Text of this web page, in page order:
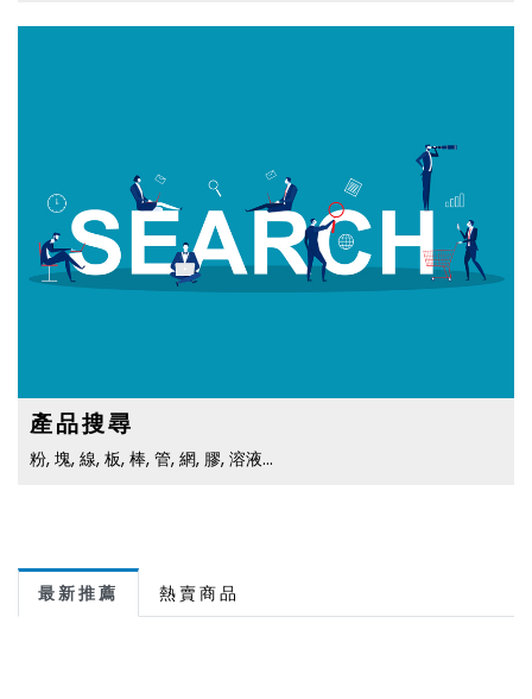
產品搜尋
粉, 塊, 線, 板, 棒, 管, 網, 膠, 溶液…
最新推薦 熱賣商品